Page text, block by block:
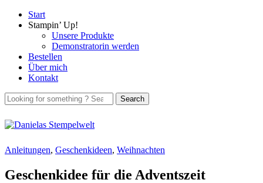
Start
Stampin’ Up!
Unsere Produkte
Demonstratorin werden
Bestellen
Über mich
Kontakt
Anleitungen, Geschenkideen, Weihnachten
Geschenkidee für die Adventszeit